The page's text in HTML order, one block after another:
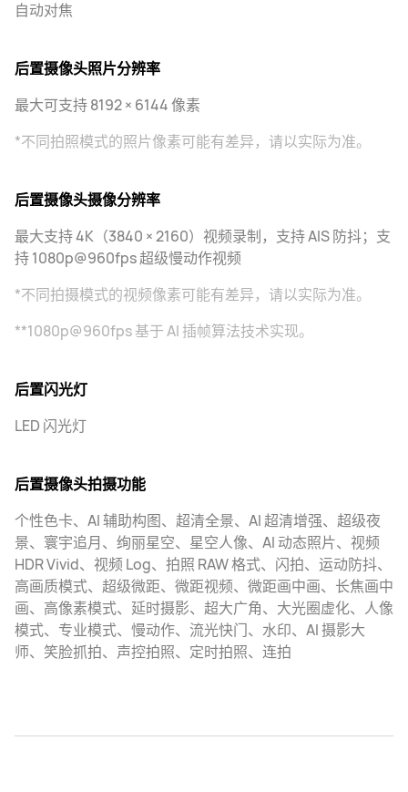
自动对焦
后置摄像头照片分辨率
最大可支持 8192 × 6144 像素
*不同拍照模式的照片像素可能有差异，请以实际为准。
后置摄像头摄像分辨率
最大支持 4K（3840 × 2160）视频录制，支持 AIS 防抖；支
持 1080p@960fps 超级慢动作视频
*不同拍摄模式的视频像素可能有差异，请以实际为准。
**1080p@960fps 基于 AI 插帧算法技术实现。
后置闪光灯
LED 闪光灯
后置摄像头拍摄功能
个性色卡、AI 辅助构图、超清全景、AI 超清增强、超级夜
景、寰宇追月、绚丽星空、星空人像、AI 动态照片、视频
HDR Vivid、视频 Log、拍照 RAW 格式、闪拍、运动防抖、
高画质模式、超级微距、微距视频、微距画中画、长焦画中
画、高像素模式、延时摄影、超大广角、大光圈虚化、人像
模式、专业模式、慢动作、流光快门、水印、AI 摄影大
师、笑脸抓拍、声控拍照、定时拍照、连拍